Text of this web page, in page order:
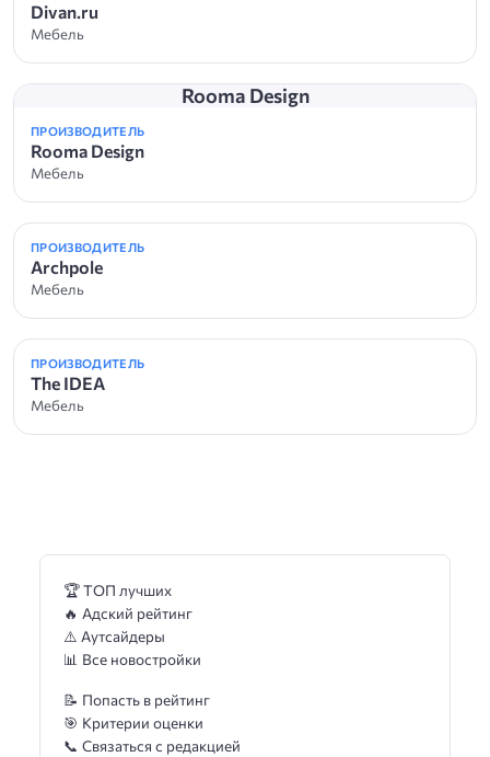
Divan.ru
Мебель
Rooma Design
ПРОИЗВОДИТЕЛЬ
Rooma Design
Мебель
ПРОИЗВОДИТЕЛЬ
Archpole
Мебель
ПРОИЗВОДИТЕЛЬ
The IDEA
Мебель
🏆 ТОП лучших
🔥 Адский рейтинг
⚠️ Аутсайдеры
📊 Все новостройки
📝 Попасть в рейтинг
🎯 Критерии оценки
📞 Связаться с редакцией